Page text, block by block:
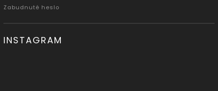
Zabudnuté heslo
INSTAGRAM